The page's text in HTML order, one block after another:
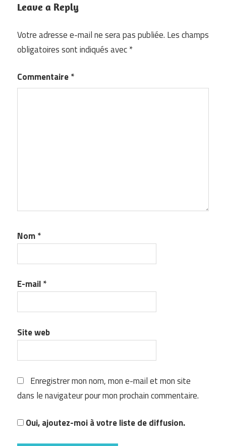
Leave a Reply
Votre adresse e-mail ne sera pas publiée. Les champs
obligatoires sont indiqués avec*
Commentaire*
Nom*
E-mail*
Site web
Enregistrer mon nom, mon e-mail et mon site
dans le navigateur pour mon prochain commentaire.
Oui, ajoutez-moi à votre liste de diffusion.